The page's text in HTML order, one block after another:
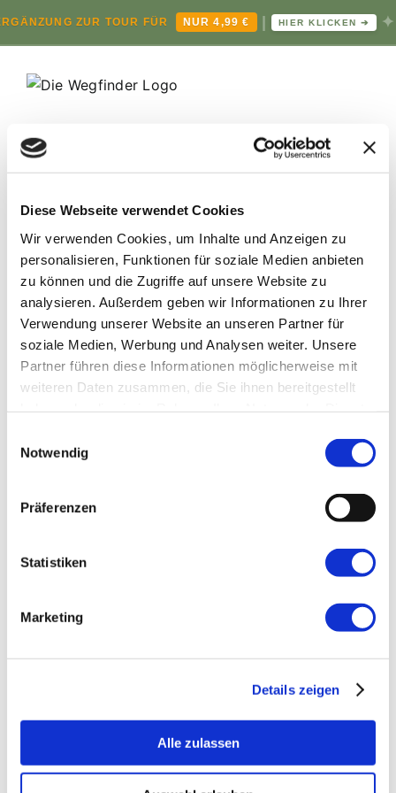
Diese Webseite verwendet Cookies
Wir verwenden Cookies, um Inhalte und Anzeigen zu
personalisieren, Funktionen für soziale Medien anbieten
zu können und die Zugriffe auf unsere Website zu
analysieren. Außerdem geben wir Informationen zu Ihrer
Verwendung unserer Website an unseren Partner für
soziale Medien, Werbung und Analysen weiter. Unsere
Partner führen diese Informationen möglicherweise mit
weiteren Daten zusammen, die Sie ihnen bereitgestellt
Notwendig
Präferenzen
Statistiken
Marketing
Details zeigen
Alle zulassen
ZUR TOUR FÜR NUR 4,99 € HIER KLICKEN ➔
✦
Inhalt
RÄTSELTOUREN
GUTSCHEINE UND MEHR KONTAKT
Außergewöhnliche Unternehmungen für Paare
Valentinstag in Heiligenhaus: Gemeinsam [...]